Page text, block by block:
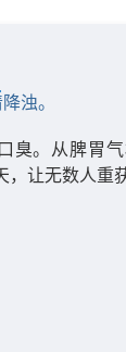
浊。
臭。从脾胃
让无数人重